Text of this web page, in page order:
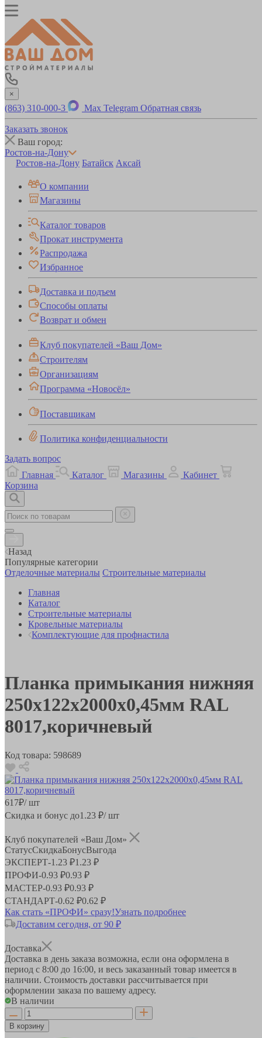
×
(863) 310-000-3 Max Telegram Обратная связь
Заказать звонок
Ваш город:
Ростов-на-Дону
Ростов-на-Дону Батайск Аксай
О компании
Магазины
Каталог товаров
Прокат инструмента
Распродажа
Избранное
Доставка и подъем
Способы оплаты
Возврат и обмен
Клуб покупателей «Ваш Дом»
Строителям
Организациям
Программа «Новосёл»
Поставщикам
Политика конфиденциальности
Задать вопрос
Главная
Каталог Магазины
Кабинет
Корзина
Назад
Популярные категории
Отделочные материалы Строительные материалы
Главная
Каталог
Строительные материалы
Кровельные материалы
Комплектующие для профнастила
Планка примыкания нижняя
250х122х2000х0,45мм RAL
8017,коричневый
Код товара: 598689
617₽/ шт
Скидка и бонус до1.23 ₽/ шт
Клуб покупателей «Ваш Дом»
СтатусСкидкаБонусВыгода
ЭКСПЕРТ-1.23 ₽1.23 ₽
ПРОФИ-0.93 ₽0.93 ₽
МАСТЕР-0.93 ₽0.93 ₽
СТАНДАРТ-0.62 ₽0.62 ₽
Как стать «ПРОФИ» сразу!Узнать подробнее
Доставим сегодня, от 90 ₽
Доставка
Доставка в день заказа возможна, если она оформлена в
период с 8:00 до 16:00, и весь заказанный товар имеется в
наличии. Стоимость доставки рассчитывается при
оформлении заказа по вашему адресу.
В наличии
В корзину